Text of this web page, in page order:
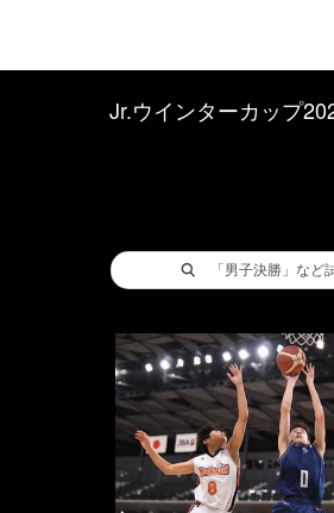
Jr.ウインターカップ
「男子決勝」など